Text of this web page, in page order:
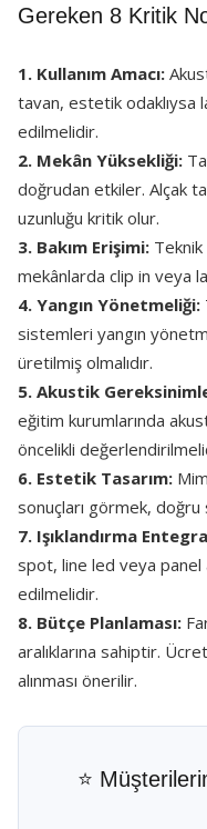
Gereken 8 Kritik
1. Kullanım Amacı:
tavan, estetik odaklıysa
edilmelidir.
2. Mekân Yüksekliği:
doğrudan etkiler. Alçak
uzunluğu kritik olur.
3. Bakım Erişimi:
mekânlarda clip in veya
4. Yangın Yönetmeliği:
sistemleri yangın
üretilmiş olmalıdır.
5. Akustik
eğitim kurumlarında
öncelikli
6. Estetik Tasarım:
sonuçları görmek, doğru
7. Işıklandırma
spot, line led veya
edilmelidir.
8. Bütçe Planlaması:
aralıklarına sahiptir.
alınması önerilir.
⭐